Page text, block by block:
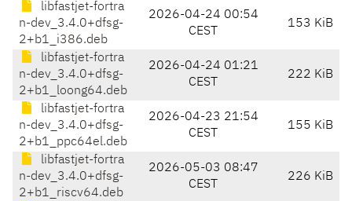
libfastjet-fortra
n-dev_3.4.0+dfsg-
2+b1_i386.deb
2026-04-24 00:54
CEST
153 KiB
libfastjet-fortra
n-dev_3.4.0+dfsg-
2+b1_loong64.deb
2026-04-24 01:21
CEST
222 KiB
libfastjet-fortra
n-dev_3.4.0+dfsg-
2+b1_ppc64el.deb
2026-04-23 21:54
CEST
155 KiB
libfastjet-fortra
n-dev_3.4.0+dfsg-
2+b1_riscv64.deb
2026-05-03 08:47
CEST
226 KiB